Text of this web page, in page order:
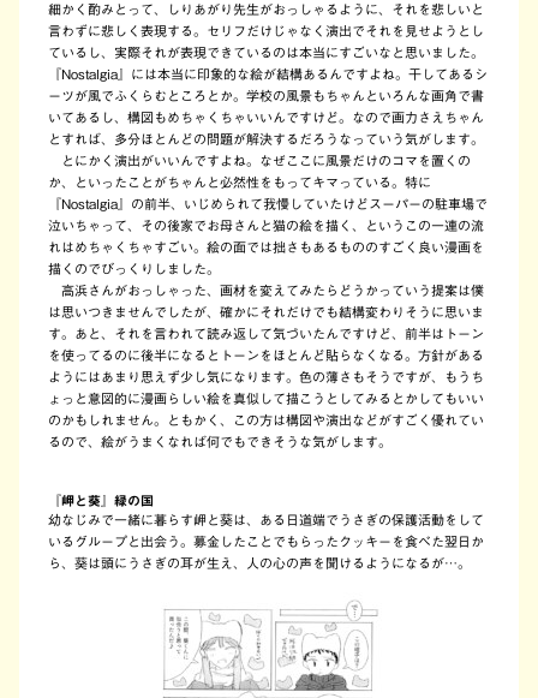
細かく酌みとって、しりあがり先生がおっしゃるように、それを悲しいと
言わずに悲しく表現する。セリフだけじゃなく演出でそれを見せようとし
ているし、実際それが表現できているのは本当にすごいなと思いました。
『Nostalgia』には本当に印象的な絵が結構あるんですよね。干してあるシ
ーツが風でふくらむところとか。学校の風景もちゃんといろんな画角で書
いてあるし、構図もめちゃくちゃいいんですけど。なので画力さえちゃん
とすれば、多分ほとんどの問題が解決するだろうなっていう気がします。
とにかく演出がいいんですよね。なぜここに風景だけのコマを置くの
か、といったことがちゃんと必然性をもってキマっている。特に
『Nostalgia』の前半、いじめられて我慢していたけどスーパーの駐車場で
泣いちゃって、その後家でお母さんと猫の絵を描く、というこの一連の流
れはめちゃくちゃすごい。絵の面では拙さもあるもののすごく良い漫画を
描くのでびっくりしました。
高浜さんがおっしゃった、画材を変えてみたらどうかっていう提案は僕
は思いつきませんでしたが、確かにそれだけでも結構変わりそうに思いま
す。あと、それを言われて読み返して気づいたんですけど、前半はトーン
を使ってるのに後半になるとトーンをほとんど貼らなくなる。方針がある
ようにはあまり思えず少し気になります。色の薄さもそうですが、もうち
ょっと意図的に漫画らしい絵を真似して描こうとしてみるとかしてもいい
のかもしれません。ともかく、この方は構図や演出などがすごく優れてい
るので、絵がうまくなれば何でもできそうな気がします。
『岬と葵』緑の国
幼なじみで一緒に暮らす岬と葵は、ある日道端でうさぎの保護活動をして
いるグループと出会う。募金したことでもらったクッキーを食べた翌日か
ら、葵は頭にうさぎの耳が生え、人の心の声を聞けるようになるが…。